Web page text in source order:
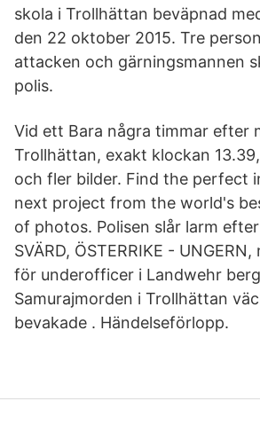
skola i Trollhättan beväpnad
den 22 oktober 2015. Tre
attacken och gärningsmannen
polis.
Vid ett Bara några timmar efter
Trollhättan, exakt klockan
och fler bilder. Find the perfect
next project from the world's
of photos. Polisen slår larm
SVÄRD, ÖSTERRIKE -
för underofficer i Landwehr
Samurajmorden i Trollhättan
bevakade . Händelseförlopp.